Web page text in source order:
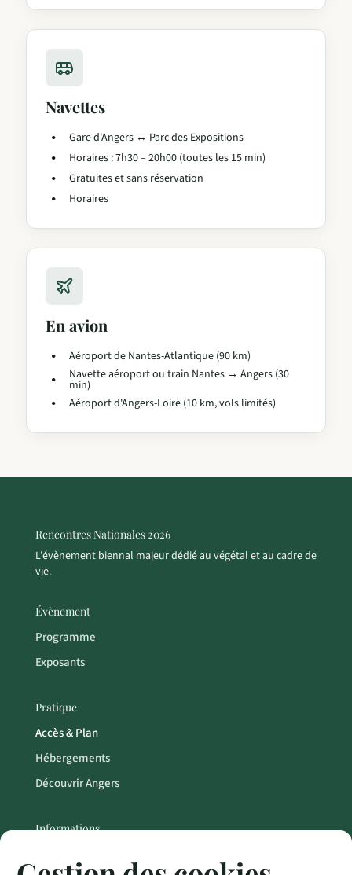
Navettes
Gare d'Angers ↔ Parc des Expositions
Horaires : 7h30 – 20h00 (toutes les 15 min)
Gratuites et sans réservation
Horaires
En avion
Aéroport de Nantes-Atlantique (90 km)
Navette aéroport ou train Nantes → Angers (30
min)
Aéroport d'Angers-Loire (10 km, vols limités)
Rencontres Nationales 2026
L'évènement biennal majeur dédié au végétal et au cadre de
vie.
Évènement
Programme
Exposants
Pratique
Accès & Plan
Hébergements
Découvrir Angers
Informations